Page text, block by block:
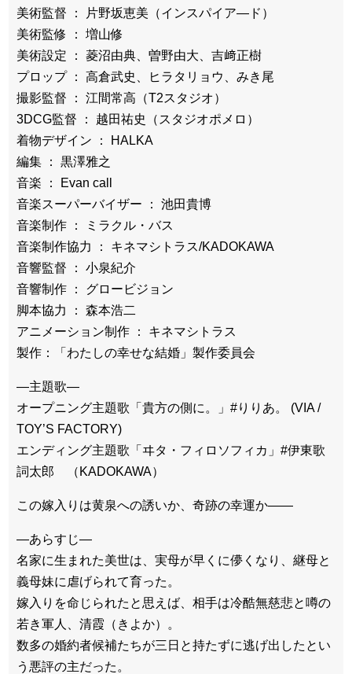
美術監督 ： 片野坂恵美（インスパイア―ド）
美術監修 ： 増山修
美術設定 ： 菱沼由典、曽野由大、吉﨑正樹
プロップ ： 高倉武史、ヒラタリョウ、みき尾
撮影監督 ： 江間常高（T2スタジオ）
3DCG監督 ： 越田祐史（スタジオポメロ）
着物デザイン ： HALKA
編集 ： 黒澤雅之
音楽 ： Evan call
音楽スーパーバイザー ： 池田貴博
音楽制作 ： ミラクル・バス
音楽制作協力 ： キネマシトラス/KADOKAWA
音響監督 ： 小泉紀介
音響制作 ： グロービジョン
脚本協力 ： 森本浩二
アニメーション制作 ： キネマシトラス
製作：「わたしの幸せな結婚」製作委員会
―主題歌―
オープニング主題歌「貴方の側に。」#りりあ。 (VIA /
TOY’S FACTORY)
エンディング主題歌「ヰタ・フィロソフィカ」#伊東歌
詞太郎 （KADOKAWA）
この嫁入りは黄泉への誘いか、奇跡の幸運か――
―あらすじ―
名家に生まれた美世は、実母が早くに儚くなり、継母と
義母妹に虐げられて育った。
嫁入りを命じられたと思えば、相手は冷酷無慈悲と噂の
若き軍人、清霞（きよか）。
数多の婚約者候補たちが三日と持たずに逃げ出したとい
う悪評の主だった。